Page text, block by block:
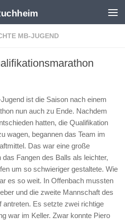
MB-JUGEND
ist die Saison nach einem
nun auch zu Ende. Nachdem
hatten, die Qualifikation
wagen, begannen das Team im
Das war eine große
Fangen des Balls als leichter,
um so schwieriger gestaltete. Wie
es so weit. In Offenbach mussten
und die zweite Mannschaft des
antreten. Es setzte zwei richtige
war im Keller. Zwar konnte Piero